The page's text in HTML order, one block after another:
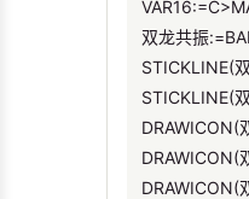
双龙共振
STICKLINE(
STICKLINE(
DRAWICON(
DRAWICON(
DRAWICON(